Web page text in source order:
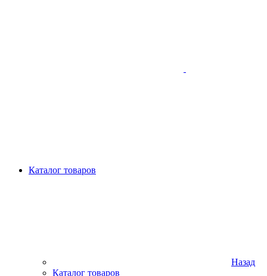
Каталог товаров
Назад
Каталог товаров